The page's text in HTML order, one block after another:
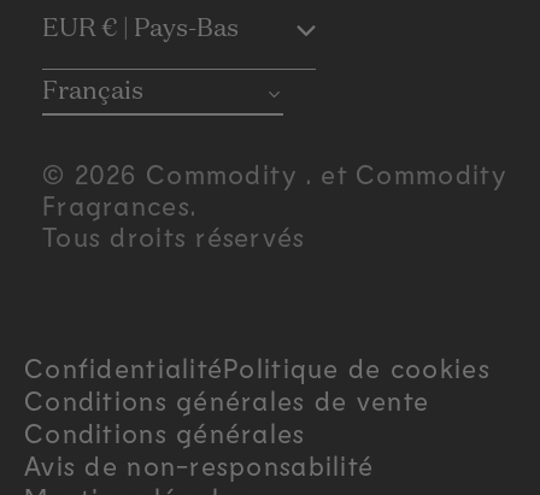
C
o
u
n
y
/
EUR € | Pays-Bas
Français
© 2026 Commodity . et Commodity
Fragrances.
Tous droits réservés
ConfidentialitéPolitique de cookies
Conditions générales de vente
Conditions générales
Avis de non-responsabilité